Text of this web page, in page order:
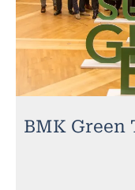
BMK Green